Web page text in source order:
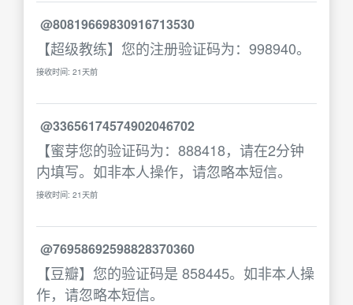
@80819669830916713530
【超级教练】您的注册验证码为：998940。
接收时间: 21天前
@33656174574902046702
【蜜芽您的验证码为：888418，请在2分钟
内填写。如非本人操作，请忽略本短信。
接收时间: 21天前
@76958692598828370360
【豆瓣】您的验证码是 858445。如非本人操
作，请忽略本短信。